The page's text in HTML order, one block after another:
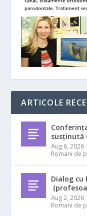
ARTICOLE
susținută
Aug 6, 2026
Romani de
Dialog cu
Aug 2, 2026
Romani de